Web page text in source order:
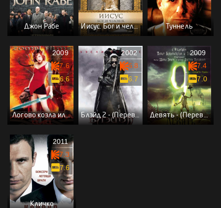
Джон Рабе Иисус. Бог и человек Туннель
Логово козла или Возвращение Саурона - (Пародийный перевод)
2009
7.6
6.6
Блэйд 2 - (Перевод Гоблина)
2002
6.8
6.7
Девять - (Перевод Гоблина)
2009
7.4
7.0
Кличко
2011
7.3
7.6